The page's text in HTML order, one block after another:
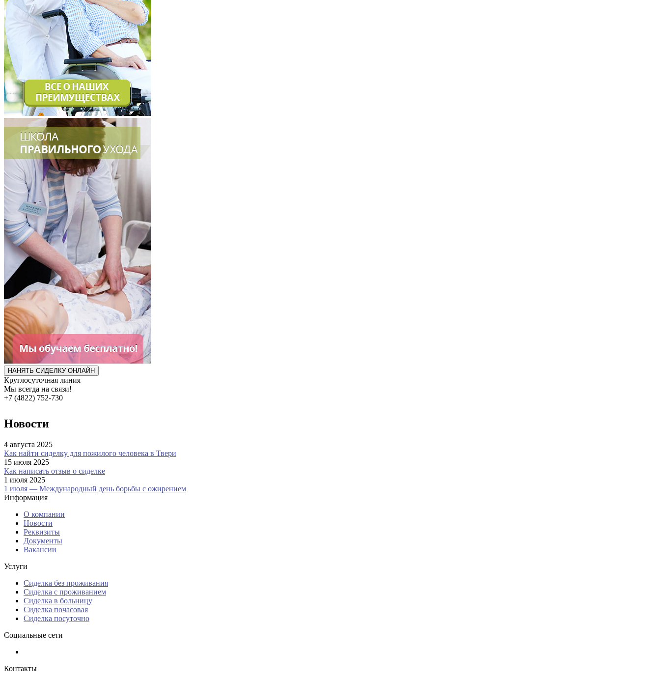
НАНЯТЬ СИДЕЛКУ ОНЛАЙН
Круглосуточная линия
Мы всегда на связи!
+7 (4822) 752-730
Новости
4 августа 2025
Как найти сиделку для пожилого человека в Твери
15 июля 2025
Как написать отзыв о сиделке
1 июля 2025
1 июля — Международный день борьбы с ожирением
Информация
О компании
Новости
Реквизиты
Документы
Вакансии
Услуги
Сиделка без проживания
Сиделка с проживанием
Сиделка в больницу
Сиделка почасовая
Сиделка посуточно
Социальные сети
Контакты